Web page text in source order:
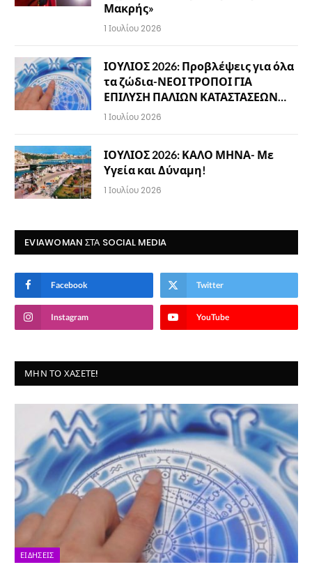
Μακρής»
1 Ιουλίου 2026
ΙΟΥΛΙΟΣ 2026: Προβλέψεις για όλα
τα ζώδια-ΝΕΟΙ ΤΡΟΠΟΙ ΓΙΑ
ΕΠΙΛΥΣΗ ΠΑΛΙΩΝ ΚΑΤΑΣΤΑΣΕΩΝ…
1 Ιουλίου 2026
ΙΟΥΛΙΟΣ 2026: ΚΑΛΟ ΜΗΝΑ- Με
Υγεία και Δύναμη!
1 Ιουλίου 2026
EVIAWOMAN ΣΤΑ SOCIAL MEDIA
Facebook Twitter
Instagram YouTube
ΜΗΝ ΤΟ ΧΆΣΕΤΕ!
ΕΙΔΉΣΕΙΣ